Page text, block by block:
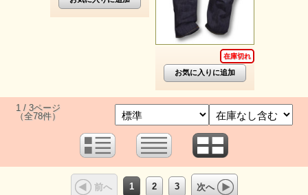
在庫切れ
1 / 3ページ
（全78件）
前へ 1 2 3 次へ